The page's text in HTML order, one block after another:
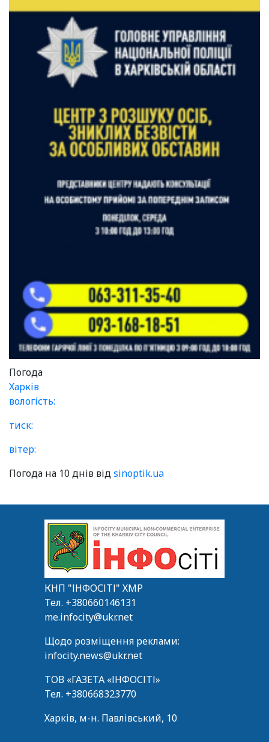
Погода
Харків
вологість:
тиск:
вітер:
Погода на 10 днів відsinoptik.ua
КНП "ІНФОСІТІ" ХМР
Тел. +380660146131
me.infocity@ukr.net
Щодо розміщення реклами:
infocity.news@ukr.net
ТОВ «ГАЗЕТА «ІНФОСІТІ»
Тел. +380668323770
Харків, м-н. Павлівський, 10